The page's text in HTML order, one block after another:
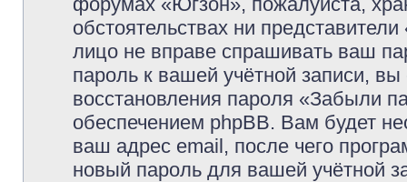
обстоятельствах ни
лицо не вправе спрашивать ваш
пароль к вашей учётной записи,
восстановления пароля «Забыли
обеспечением phpBB. Вам будет
ваш адрес email, после чего
новый пароль для вашей учётной